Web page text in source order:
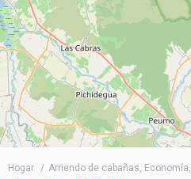
Hogar Arriendo de cabañas, Economía,